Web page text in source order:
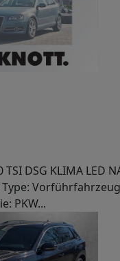
TSI DSG KLIMA LED
PKW...